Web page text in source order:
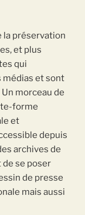
la préservation
et plus
qui
médias et sont
morceau de
forme
et
depuis
archives de
de se poser
de presse
mais aussi